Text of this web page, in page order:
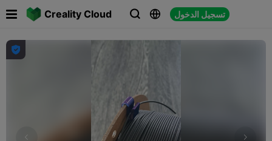
Creality Cloud   تسجيل الدخول
 
